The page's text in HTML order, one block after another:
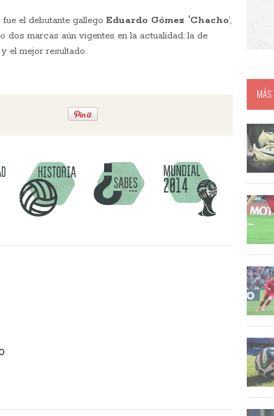
el debutante gallego Eduardo Gómez ‘Chacho’,
dos marcas aún vigentes en la actualidad: la de
el mejor resultado.
MÁS